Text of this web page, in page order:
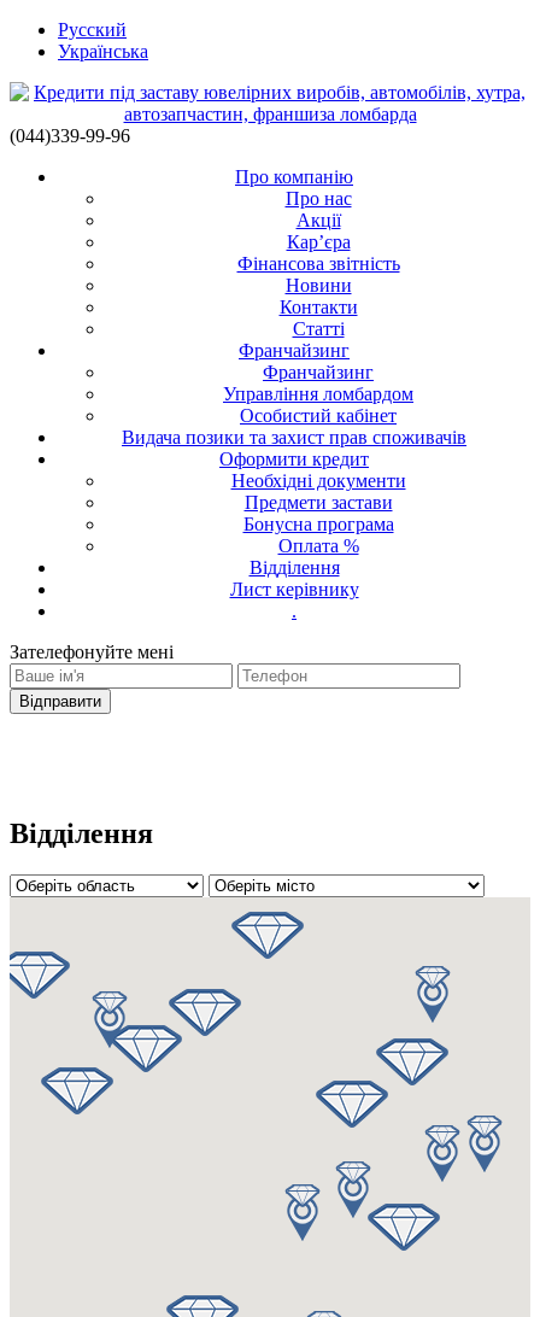
Русский
Українська
(044)339-99-96
Про компанію
Про нас
Акції
Кар’єра
Фінансова звітність
Новини
Контакти
Статті
Франчайзинг
Франчайзинг
Управління ломбардом
Особистий кабінет
Видача позики та захист прав споживачів
Оформити кредит
Необхідні документи
Предмети застави
Бонусна програма
Оплата %
Відділення
Лист керівнику
.
Зателефонуйте мені
Відділення